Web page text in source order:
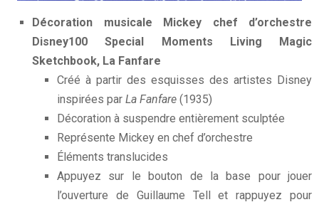
Décoration musicale Mickey chef d’orchestre
Disney100 Special Moments Living Magic
Sketchbook, La Fanfare
Créé à partir des esquisses des artistes Disney
inspirées par La Fanfare (1935)
Décoration à suspendre entièrement sculptée
Représente Mickey en chef d’orchestre
Éléments translucides
Appuyez sur le bouton de la base pour jouer
l’ouverture de Guillaume Tell et rappuyez pour